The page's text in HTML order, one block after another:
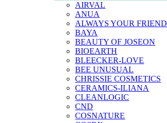
AIRVAL
ANUA
ALWAYS YOUR FRIEND
BAYA
BEAUTY OF JOSEON
BIOEARTH
BLEECKER-LOVE
BEE UNUSUAL
CHRISSIE COSMETICS
CERAMICS-ILIANA
CLEANLOGIC
CND
COSNATURE